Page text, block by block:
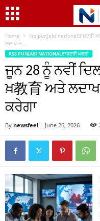
Home rss punjabi nationalਰਾਸ਼ਟਰੀ
ਲਦਾਖ ਦੇ...
RSS PUNJABI NATIONALਰਾਸ਼ਟਰੀ ਖ਼ਬਰਾਂ
ਜੂਨ 28 ਨੂੰ ਨਵੀਂ
ਖ਼教育 ਅਤੇ ਲਦਾਖ
ਕਰੇਗਾ
By newsfeel - June 26, 2026